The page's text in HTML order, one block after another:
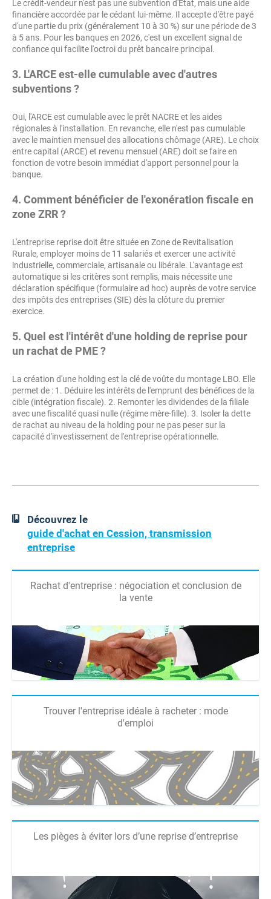
Le crédit-vendeur n'est pas une subvention d'État, mais une aide
financière accordée par le cédant lui-même. Il accepte d'être payé
d'une partie du prix (généralement 10 à 30 %) sur une période de 3
à 5 ans. Pour les banques en 2026, c'est un excellent signal de
confiance qui facilite l'octroi du prêt bancaire principal.
3. L'ARCE est-elle cumulable avec d'autres
subventions ?
Oui, l'ARCE est cumulable avec le prêt NACRE et les aides
régionales à l'installation. En revanche, elle n'est pas cumulable
avec le maintien mensuel des allocations chômage (ARE). Le choix
entre capital (ARCE) et revenu mensuel (ARE) doit se faire en
fonction de votre besoin immédiat d'apport personnel pour la
banque.
4. Comment bénéficier de l'exonération fiscale en
zone ZRR ?
L'entreprise reprise doit être située en Zone de Revitalisation
Rurale, employer moins de 11 salariés et exercer une activité
industrielle, commerciale, artisanale ou libérale. L'avantage est
automatique si les critères sont remplis, mais nécessite une
déclaration spécifique (formulaire ad hoc) auprès de votre service
des impôts des entreprises (SIE) dès la clôture du premier
exercice.
5. Quel est l'intérêt d'une holding de reprise pour
un rachat de PME ?
La création d'une holding est la clé de voûte du montage LBO. Elle
permet de : 1. Déduire les intérêts de l'emprunt des bénéfices de la
cible (intégration fiscale). 2. Remonter les dividendes de la filiale
avec une fiscalité quasi nulle (régime mère-fille). 3. Isoler la dette
de rachat au niveau de la holding pour ne pas peser sur la
capacité d'investissement de l'entreprise opérationnelle.
Découvrez le
guide d'achat en Cession, transmission
entreprise
Rachat d'entreprise : négociation et conclusion de
la vente
Trouver l'entreprise idéale à racheter : mode
d'emploi
Les pièges à éviter lors d’une reprise d’entreprise